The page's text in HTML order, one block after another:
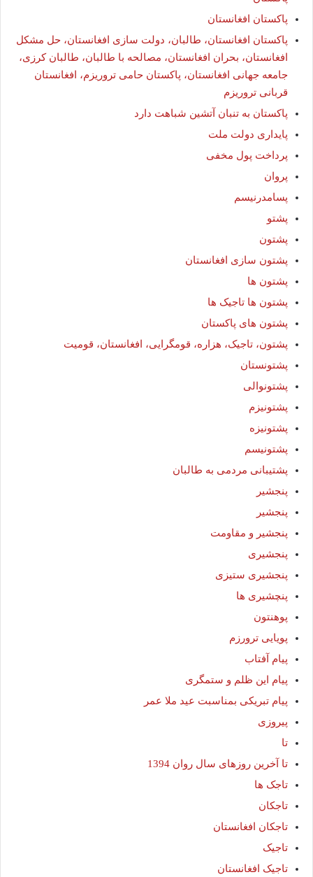
پاکستان افغانستان
پاکستان افغانستان، طالبان، دولت سازی افغانستان، حل مشکل
افغانستان، بحران افغانستان، مصالحه با طالبان، طالبان کرزی،
جامعه جهانی افغانستان، پاکستان حامی تروریزم، افغانستان
قربانی تروریزم
پاکستان به تنبان آتشین شباهت دارد
پایداری دولت ملت
پرداخت پول مخفی
پروان
پسامدرنیسم
پشتو
پشتون
پشتون سازی افغانستان
پشتون ها
پشتون ها تاجیک ها
پشتون های پاکستان
پشتون، تاجیک، هزاره، قومگرایی، افغانستان، قومیت
پشتونستان
پشتونوالی
پشتونیزم
پشتونیزه
پشتونیسم
پشتیبانی مردمی به طالبان
پنجشير
پنجشیر
پنجشیر و مقاومت
پنجشیری
پنجشیری ستیزی
پنچشیری ها
پوهنتون
پویایی ترورزم
پیام آفتاب
پیام این ظلم و ستمگری
پیام تبریکی بمناسبت عید ملا عمر
پیروزی
تا
تا آخرین روزهای سال روان 1394
تاجک ها
تاجکان
تاجکان افغانستان
تاجیک
تاجیک افغانستان